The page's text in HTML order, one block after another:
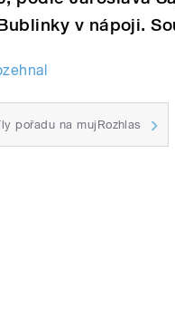
v nápoji.
pořadu na mujRozhlas